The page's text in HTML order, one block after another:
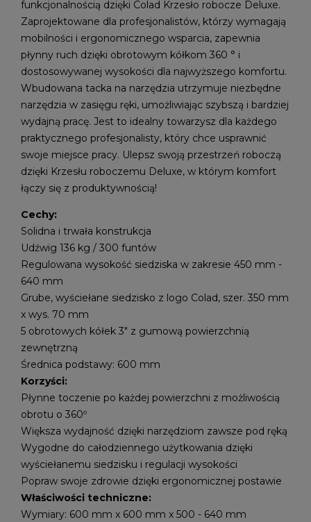
funkcjonalnością dzięki Colad Krzesło robocze Deluxe.
Zaprojektowane dla profesjonalistów, którzy wymagają
mobilności i ergonomicznego wsparcia, zapewnia
płynny ruch dzięki obrotowym kółkom 360 ° i
dostosowywanej wysokości dla najwyższego komfortu.
Wbudowana tacka na narzędzia utrzymuje niezbędne
narzędzia w zasięgu ręki, umożliwiając szybszą i bardziej
wydajną pracę. Jest to idealny towarzysz dla każdego
praktycznego profesjonalisty, który chce usprawnić
swoje miejsce pracy. Ulepsz swoją przestrzeń roboczą
dzięki Krzesłu roboczemu Deluxe, w którym komfort
łączy się z produktywnością!
Cechy:
Solidna i trwała konstrukcja
Udźwig 136 kg / 300 funtów
Regulowana wysokość siedziska w zakresie 450 mm -
640 mm
Grube, wyściełane siedzisko z logo Colad, szer. 350 mm
x wys. 70 mm
5 obrotowych kółek 3" z gumową powierzchnią
zewnętrzną
Średnica podstawy: 600 mm
Korzyści:
Płynne toczenie po każdej powierzchni z możliwością
obrotu o 360º
Większa wydajność dzięki narzędziom zawsze pod ręką
Wygodne do całodziennego użytkowania dzięki
wyściełanemu siedzisku i regulacji wysokości
Popraw swoje zdrowie dzięki ergonomicznej postawie
Właściwości techniczne:
Wymiary: 600 mm x 600 mm x 500 - 640 mm